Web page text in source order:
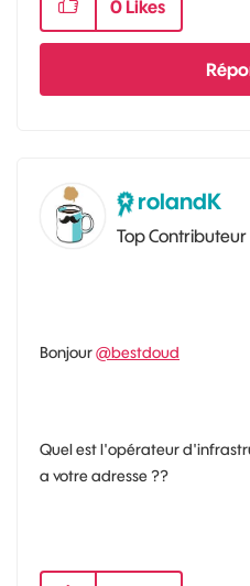
0 Likes
rolandK
Top Contributeur
Bonjour@bestdoud
Quel est l'opérateur
a votre adresse ??